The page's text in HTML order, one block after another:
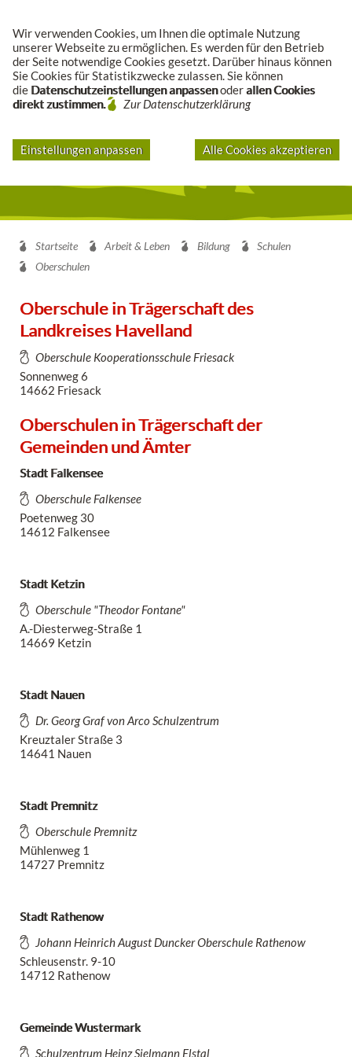
Wir verwenden Cookies, um Ihnen die optimale Nutzung
unserer Webseite zu ermöglichen. Es werden für den Betrieb
der Seite notwendige Cookies gesetzt. Darüber hinaus können
Sie Cookies für Statistikzwecke zulassen. Sie können
die Datenschutzeinstellungen anpassenoderallen Cookies
direkt zustimmen.
Zur Datenschutzerklärung
Einstellungen anpassen Alle Cookies akzeptieren
Startseite Arbeit & Leben Bildung
Schulen
Oberschulen
Oberschule in Trägerschaft des
Landkreises Havelland
Oberschule Kooperationsschule Friesack
Sonnenweg 6
14662 Friesack
Oberschulen in Trägerschaft der
Gemeinden und Ämter
Stadt Falkensee
Oberschule Falkensee
Poetenweg 30
14612 Falkensee
Stadt Ketzin
Oberschule "Theodor Fontane"
A.-Diesterweg-Straße 1
14669 Ketzin
Stadt Nauen
Dr. Georg Graf von Arco Schulzentrum
Kreuztaler Straße 3
14641 Nauen
Stadt Premnitz
Oberschule Premnitz
Mühlenweg 1
14727 Premnitz
Stadt Rathenow
Johann Heinrich August Duncker Oberschule Rathenow
Schleusenstr. 9-10
14712 Rathenow
Gemeinde Wustermark
Schulzentrum Heinz Sielmann Elstal